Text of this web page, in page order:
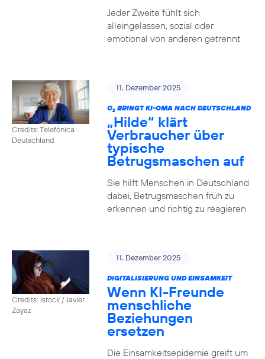
Jeder Zweite fühlt sich
alleingelassen, sozial oder
emotional von anderen getrennt
Credits: Telefónica
Deutschland
11. Dezember 2025
O2BRINGT KI-OMA NACH DEUTSCHLAND
„Hilde“ klärt
Verbraucher über
typische
Betrugsmaschen auf
Sie hilft Menschen in Deutschland
dabei, Betrugsmaschen früh zu
erkennen und richtig zu reagieren
Credits: istock / Javier
Zayaz
11. Dezember 2025
DIGITALISIERUNG UND EINSAMKEIT
Wenn KI-Freunde
menschliche
Beziehungen
ersetzen
Die Einsamkeitsepidemie greift um